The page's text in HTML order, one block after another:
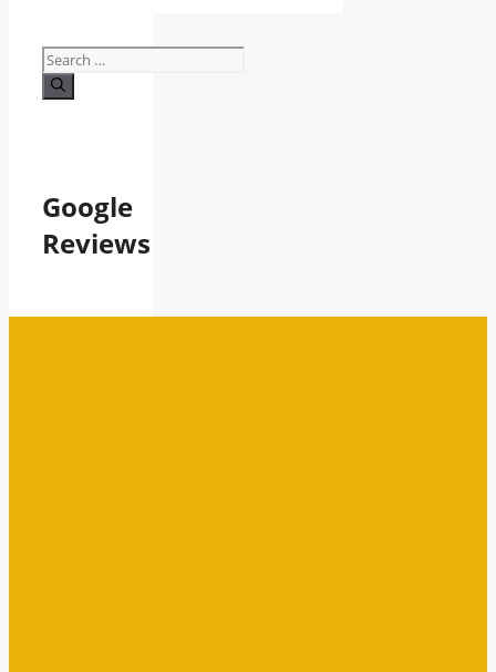
Search
for:
Google
Reviews